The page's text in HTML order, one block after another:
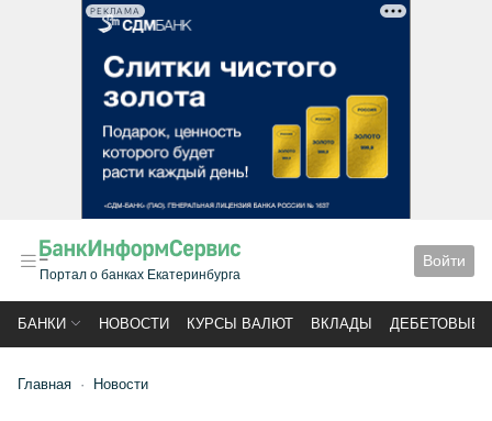
РЕКЛАМА
Портал о банках Екатеринбурга
Войти
БАНКИ НОВОСТИ КУРСЫ ВАЛЮТ ВКЛАДЫ ДЕБЕТОВЫЕ
Главная Новости